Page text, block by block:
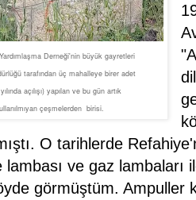
Derneği'nin büyük gayretleri
tarafından üç mahalleye birer adet
açılışı) yapılan ve bu gün artık
çeşmelerden birisi.
O tarihlerde
lambası ve gaz lambaları
görmüştüm. Ampuller